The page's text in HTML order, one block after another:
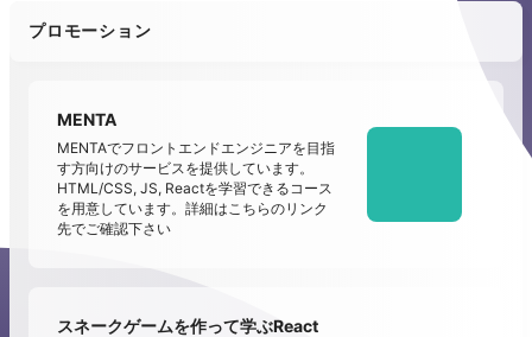
プロモーション
MENTA
MENTAでフロントエンドエンジニアを目指
す方向けのサービスを提供しています。
HTML/CSS, JS, Reactを学習できるコース
を用意しています。詳細はこちらのリンク
先でご確認下さい
スネークゲームを作って学ぶReact